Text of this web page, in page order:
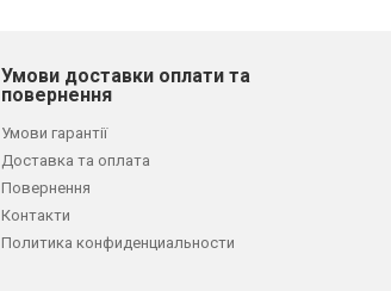
Умови доставки оплати та
повернення
Умови гарантії
Доставка та оплата
Повернення
Контакти
Политика конфиденциальности